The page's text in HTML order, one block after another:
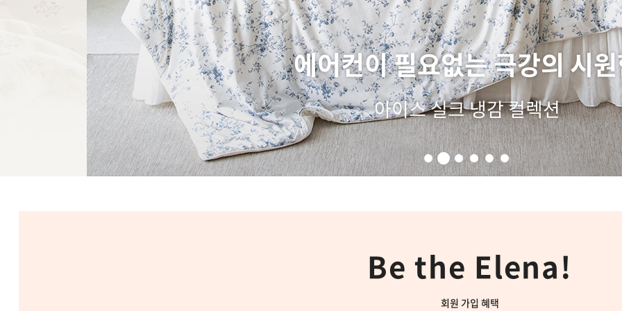
여름에도 느끼는 궁극의 부드
모달 100% 여름용 차렵이불
Be the Elena!
회원 가입 혜택